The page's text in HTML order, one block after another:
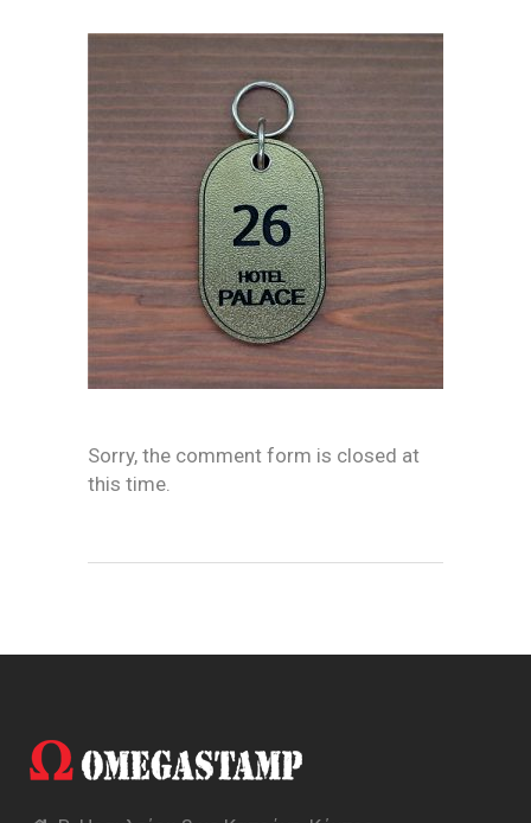
Sorry, the comment form is closed at
this time.